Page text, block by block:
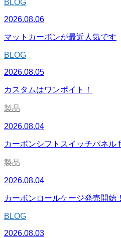
BLOG
2026.08.06
マットカーボンが最近人気です
BLOG
2026.08.05
カスタムはワンポイト！
製品
2026.08.04
カーボンシフトスイッチパネル
製品
2026.08.04
カーボンロールケージ発売開始！
BLOG
2026.08.03